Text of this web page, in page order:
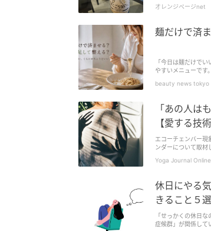
オレンジページnet
麺だけで済
「今日は麺だけで
やすいメニューです
beauty news tokyo
「あの人は
【愛する技
エコーチェンバー現
ンダーについて取材
Yoga Journal Online
休日にやる
きること５選
「せっかくの休日
症候群」が関係して